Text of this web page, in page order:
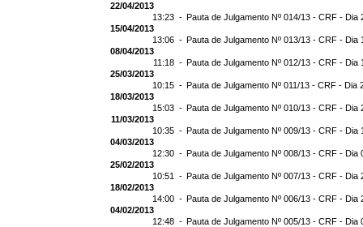
22/04/2013
13:23 - Pauta de Julgamento Nº 014/13 - CRF - Dia
15/04/2013
13:06 - Pauta de Julgamento Nº 013/13 - CRF - Dia
08/04/2013
11:18 - Pauta de Julgamento Nº 012/13 - CRF - Dia
25/03/2013
10:15 - Pauta de Julgamento Nº 011/13 - CRF - Dia
18/03/2013
15:03 - Pauta de Julgamento Nº 010/13 - CRF - Dia
11/03/2013
10:35 - Pauta de Julgamento Nº 009/13 - CRF - Dia
04/03/2013
12:30 - Pauta de Julgamento Nº 008/13 - CRF - Dia
25/02/2013
10:51 - Pauta de Julgamento Nº 007/13 - CRF - Dia
18/02/2013
14:00 - Pauta de Julgamento Nº 006/13 - CRF - Dia
04/02/2013
12:48 - Pauta de Julgamento Nº 005/13 - CRF - Dia